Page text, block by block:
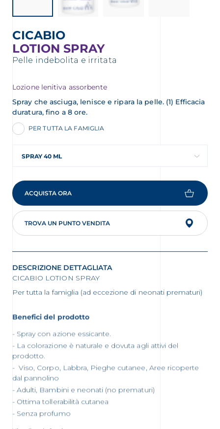
CICABIO
LOTION SPRAY
Pelle indebolita e irritata
Lozione lenitiva assorbente
Spray che asciuga, lenisce e ripara la pelle. (1) Efficacia
duratura, fino a 8 ore.
PER TUTTA LA FAMIGLIA
SPRAY 40 ML
ACQUISTA ORA
TROVA UN PUNTO VENDITA
DESCRIZIONE DETTAGLIATA
CICABIO LOTION SPRAY
Per tutta la famiglia (ad eccezione di neonati prematuri)
Benefici del prodotto
Spray con azione essicante.
La colorazione è naturale e dovuta agli attivi del
prodotto.
Viso, Corpo, Labbra, Pieghe cutanee, Aree ricoperte
dal pannolino
Adulti, Bambini e neonati (no prematuri)
Ottima tollerabilità cutanea
Senza profumo
Visualizza le fonti